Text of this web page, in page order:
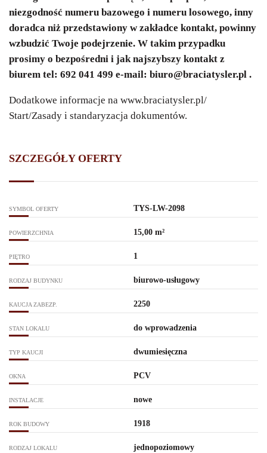
niezgodność numeru bazowego i numeru losowego, inny
doradca niż przedstawiony w zakładce kontakt, powinny
wzbudzić Twoje podejrzenie. W takim przypadku
prosimy o bezpośredni i jak najszybszy kontakt z
biurem tel: 692 041 499 e-mail: biuro@braciatysler.pl .
Dodatkowe informacje na www.braciatysler.pl/
Start/Zasady i standaryzacja dokumentów.
SZCZEGÓŁY OFERTY
SYMBOL OFERTY TYS-LW-2098
POWIERZCHNIA 15,00 m²
PIĘTRO 1
RODZAJ BUDYNKU biurowo-usługowy
KAUCJA ZABEZP. 2250
STAN LOKALU do wprowadzenia
TYP KAUCJI dwumiesięczna
OKNA PCV
INSTALACJE nowe
ROK BUDOWY 1918
RODZAJ LOKALU jednopoziomowy